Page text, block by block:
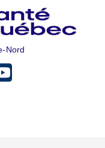
Nord